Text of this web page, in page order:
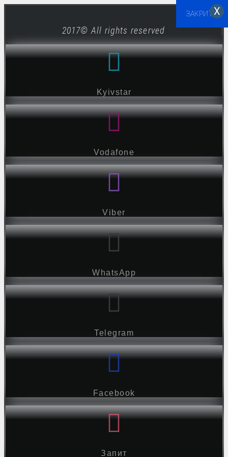
2017© All rights reserved
Kyivstar
Vodafone
Viber
WhatsApp
Telegram
Facebook
Запит
ЗАКРИТИХ